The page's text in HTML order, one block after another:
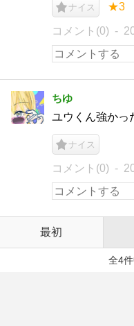
ナイス ★3
コメント(0)
ちゆ
ユウくん強かっ
ナイス
コメント(0)
最初
全4